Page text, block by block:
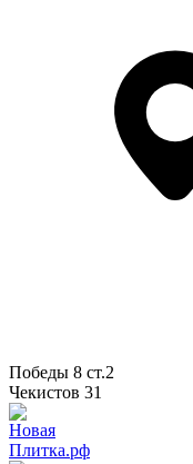
Победы 8 ст.2
Чекистов 31